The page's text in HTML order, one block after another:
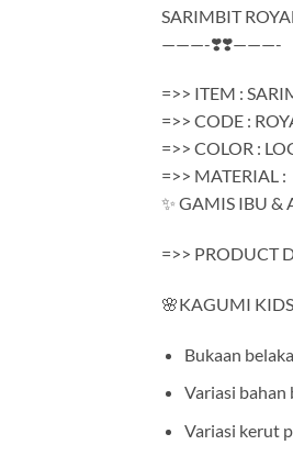
SARIMBIT
———-❣️❣️———-
=>> ITEM :
=>> CODE :
=>> COLOR :
=>> MATERIAL :
✨ GAMIS IBU &
=>> PRODUCT
🌸KAGUMI
Bukaan
Variasi bahan
Variasi kerut